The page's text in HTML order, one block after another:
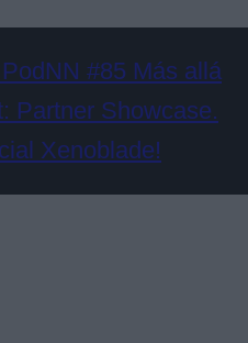
#85 Más allá
Partner Showcase.
Xenoblade!